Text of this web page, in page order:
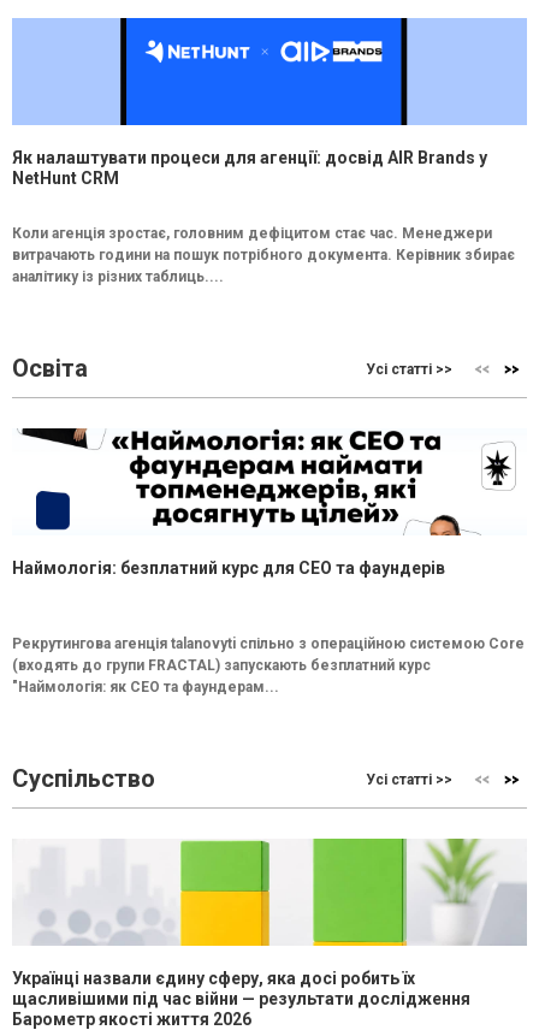
Як налаштувати процеси для агенції: досвід AIR Brands у
NetHunt CRM
Коли агенція зростає, головним дефіцитом стає час. Менеджери
витрачають години на пошук потрібного документа. Керівник збирає
аналітику із різних таблиць....
Освіта Усі статті >>
Наймологія: безплатний курс для CEO та фаундерів
Рекрутингова агенція talanovyti спільно з операційною системою Core
(входять до групи FRACTAL) запускають безплатний курс
"Наймологія: як СEO та фаундерам...
Суспільство Усі статті >>
Українці назвали єдину сферу, яка досі робить їх
щасливішими під час війни — результати дослідження
Барометр якості життя 2026